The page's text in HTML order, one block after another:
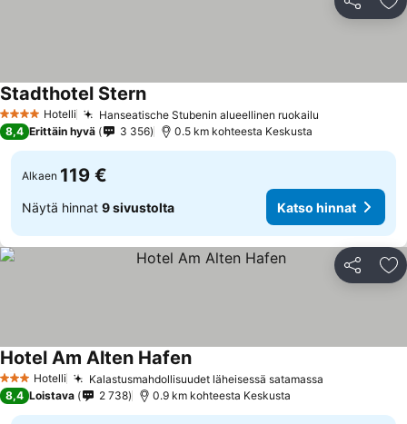
Jaa
4 Tähtiluokitus
Hotelli Hanseatische Stubenin alueellinen ruokailu
Stadthotel SternKatso hinnat
8,4 Erittäin hyvä 3 356 0.5 km kohteesta Keskusta
Alkaen 119 €
Näytä hinnat 9 sivustolta Katso hinnat
Jaa
3 Tähtiluokitus
Hotelli Kalastusmahdollisuudet läheisessä satamassa
Hotel Am Alten HafenKatso hinnat
8,4 Loistava 2 738 0.9 km kohteesta Keskusta